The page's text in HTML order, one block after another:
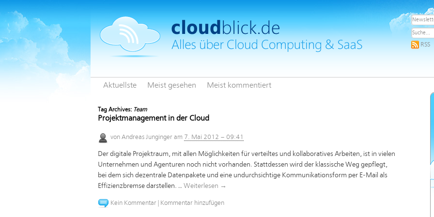
RSS
Aktuellste Meist gesehen Meist kommentiert
Tag Archives: Team
Projektmanagement in der Cloud
von Andreas Junginger am 7. Mai 2012 – 09:41
Der digitale Projektraum, mit allen Möglichkeiten für verteiltes und kollaboratives Arbeiten, ist in vielen
Unternehmen und Agenturen noch nicht vorhanden. Stattdessen wird der klassische Weg gepflegt,
bei dem sich dezentrale Datenpakete und eine undurchsichtige Kommunikationsform per E-Mail als
Effizienzbremse darstellen. … Weiterlesen →
Kein Kommentar Kommentar hinzufügen